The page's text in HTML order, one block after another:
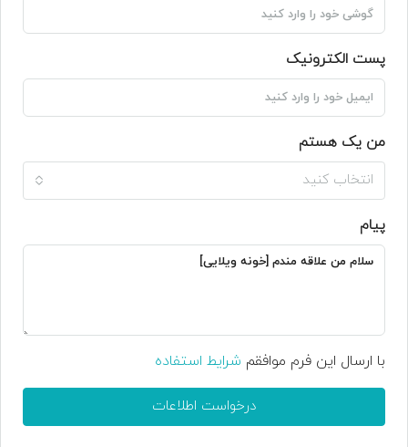
پست الکترونیک
من یک هستم
انتخاب کنید
پیام
با ارسال این فرم موافقم شرایط استفاده
درخواست اطلاعات